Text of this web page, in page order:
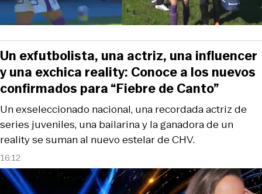
16:12
Un exseleccionado nacional, una recordada actriz de
series juveniles, una bailarina y la ganadora de un
reality se suman al nuevo estelar de CHV.
Un exfutbolista, una actriz, una influencer
y una exchica reality: Conoce a los nuevos
confirmados para “Fiebre de Canto”